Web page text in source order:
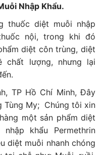
Nhập Khẩu.
thuốc diệt muỗi nhập
nội, trong khi đó
diệt côn trùng, diệt
chất lượng, nhưng lại
TP Hồ Chí Minh, Đây
Tùng My; Chúng tôi xin
một sản phẩm diệt
khẩu Permethrin
diệt muỗi nhanh chóng